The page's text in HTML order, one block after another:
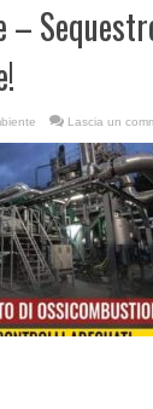
–
Lascia un